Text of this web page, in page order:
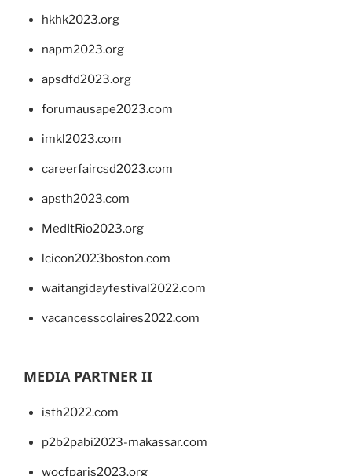
hkhk2023.org
napm2023.org
apsdfd2023.org
forumausape2023.com
imkl2023.com
careerfaircsd2023.com
apsth2023.com
MedItRio2023.org
lcicon2023boston.com
waitangidayfestival2022.com
vacancesscolaires2022.com
MEDIA PARTNER II
isth2022.com
p2b2pabi2023-makassar.com
wocfparis2023.org